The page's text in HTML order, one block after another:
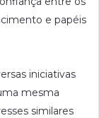
e papéis
iniciativas
mesma
similares